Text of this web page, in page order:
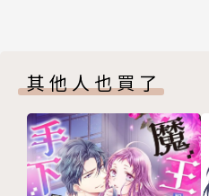
其他人也買了